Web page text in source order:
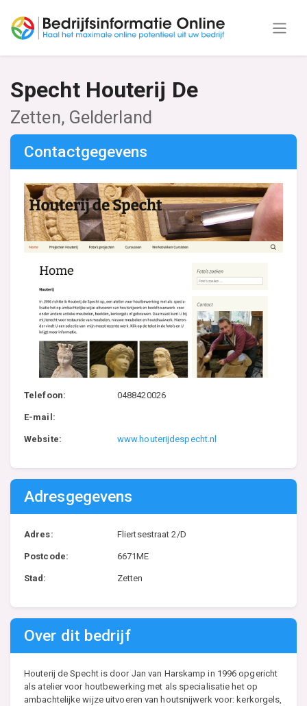
Specht Houterij De
Zetten, Gelderland
Contactgegevens
Telefoon: 0488420026
E-mail:
Website: www.houterijdespecht.nl
Adresgegevens
Adres: Fliertsestraat 2/D
Postcode: 6671ME
Stad: Zetten
Over dit bedrijf
Houterij de Specht is door Jan van Harskamp in 1996 opgericht
als atelier voor houtbewerking met als specialisatie het op
ambachtelijke wijze uitvoeren van houtsnijwerk voor: kerkorgels,